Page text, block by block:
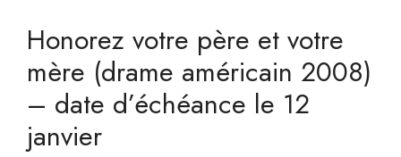
Honorez votre père et votre
mère (drame américain 2008)
– date d’échéance le 12
janvier